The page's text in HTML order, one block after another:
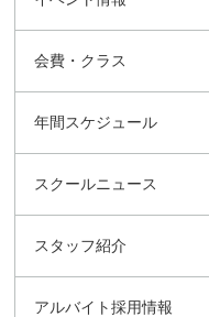
会費・クラス
年間スケジュール
スクールニュース
スタッフ紹介
アルバイト採用情報